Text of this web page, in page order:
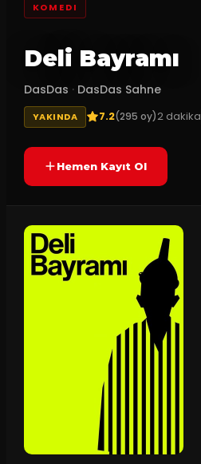
KOMEDI
Deli Bayramı
DasDas · DasDas Sahne
YAKINDA 7.2(295 oy)2 dakika
Hemen Kayıt Ol